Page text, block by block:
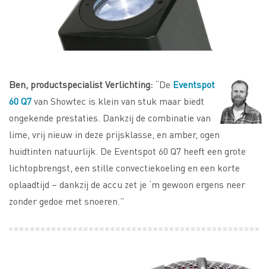
Ben, productspecialist Verlichting: “De Eventspot
60 Q7van Showtec is klein van stuk maar biedt
ongekende prestaties. Dankzij de combinatie van
lime, vrij nieuw in deze prijsklasse, en amber, ogen
huidtinten natuurlijk. De Eventspot 60 Q7 heeft een grote
lichtopbrengst, een stille convectiekoeling en een korte
oplaadtijd – dankzij de accu zet je ‘m gewoon ergens neer
zonder gedoe met snoeren.”